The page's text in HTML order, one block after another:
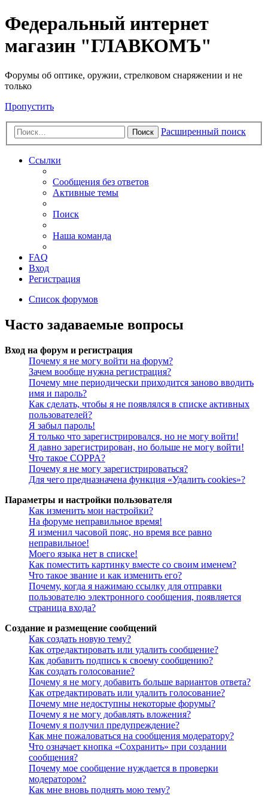
Федеральный интернет
магазин "ГЛАВКОМЪ"
Форумы об оптике, оружии, стрелковом снаряжении и не
только
Пропустить
Поиск Расширенный поиск
Ссылки
Сообщения без ответов
Активные темы
Поиск
Наша команда
FAQ
Вход
Регистрация
Список форумов
Часто задаваемые вопросы
Вход на форум и регистрация
Почему я не могу войти на форум?
Зачем вообще нужна регистрация?
Почему мне периодически приходится заново вводить
имя и пароль?
Как сделать, чтобы я не появлялся в списке активных
пользователей?
Я забыл пароль!
Я только что зарегистрировался, но не могу войти!
Я давно зарегистрирован, но больше не могу войти!
Что такое COPPA?
Почему я не могу зарегистрироваться?
Для чего предназначена функция «Удалить cookies»?
Параметры и настройки пользователя
Как изменить мои настройки?
На форуме неправильное время!
Я изменил часовой пояс, но время все равно
неправильное!
Моего языка нет в списке!
Как поместить картинку вместе со своим именем?
Что такое звание и как изменить его?
Почему, когда я нажимаю ссылку для отправки
пользователю электронного сообщения, появляется
страница входа?
Создание и размещение сообщений
Как создать новую тему?
Как отредактировать или удалить сообщение?
Как добавить подпись к своему сообщению?
Как создать голосование?
Почему я не могу добавить больше вариантов ответа?
Как отредактировать или удалить голосование?
Почему мне недоступны некоторые форумы?
Почему я не могу добавлять вложения?
Почему я получил предупреждение?
Как мне пожаловаться на сообщения модератору?
Что означает кнопка «Сохранить» при создании
сообщения?
Почему мое сообщение нуждается в проверки
модератором?
Как мне вновь поднять мою тему?